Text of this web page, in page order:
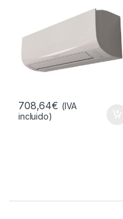
708,64€ (IVA
incluido)